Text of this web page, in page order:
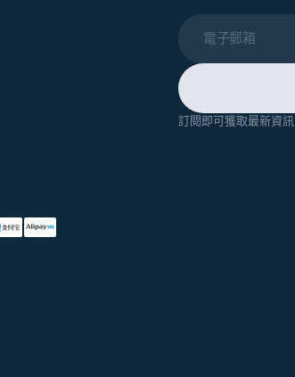
電子郵箱
訂閱即可獲取最新資訊